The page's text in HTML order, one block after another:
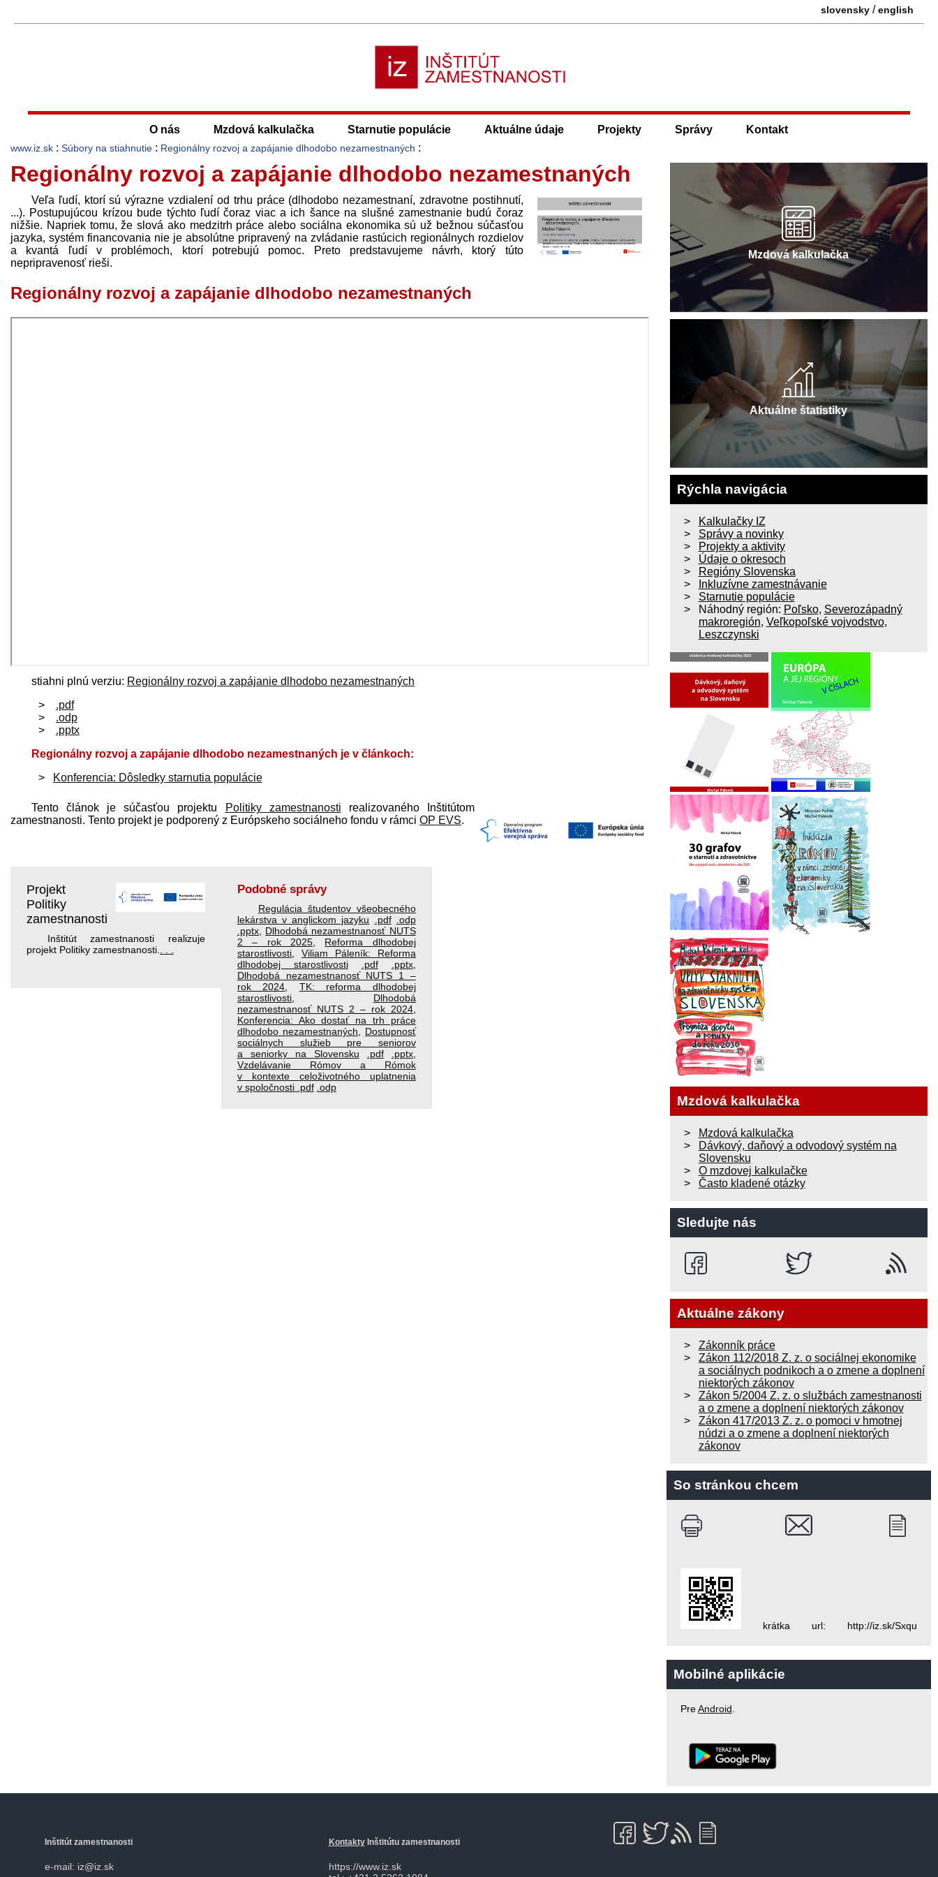
slovensky /english
O nás Mzdová kalkulačka Starnutie populácie Aktuálne údaje Projekty Správy Kontakt
www.iz.sk : Súbory na stiahnutie : Regionálny rozvoj a zapájanie dlhodobo nezamestnaných :
Regionálny rozvoj a zapájanie dlhodobo nezamestnaných
Veľa ľudí, ktorí sú výrazne vzdialení od trhu práce (dlhodobo nezamestnaní, zdravotne postihnutí,
...). Postupujúcou krízou bude týchto ľudí čoraz viac a ich šance na slušné zamestnanie budú čoraz
nižšie. Napriek tomu, že slová ako medzitrh práce alebo sociálna ekonomika sú už bežnou súčasťou
jazyka, systém financovania nie je absolútne pripravený na zvládanie rastúcich regionálnych rozdielov
a kvantá ľudí v problémoch, ktorí potrebujú pomoc. Preto pred­stavujeme návrh, ktorý túto
nepripravenosť rieši.
Regionálny rozvoj a zapájanie dlhodobo nezamestnaných
stiahni plnú verziu: Regionálny rozvoj a zapájanie dlhodobo nezamestnaných
.pdf
.odp
.pptx
Regionálny rozvoj a zapájanie dlhodobo nezamestnaných je v článkoch:
Konferencia: Dôsledky starnutia populácie
Tento článok je súčasťou projektu Politiky zamestnanosti realizovaného Inštitútom
zamestnanosti. Tento projekt je podporený z Európskeho sociálneho fondu v rámci OP EVS.
Projekt
Politiky
zamestnanosti
Inštitút zamestnanosti realizuje
projekt Politiky zamestnanosti.
Podobné správy
Regulácia študentov všeobecného
lekárstva v anglickom jazyku
.pdf
.odp
.pptx, Dlhodobá nezamestnanosť NUTS
2 – rok 2025
Reforma dlhodobej
starostlivosti, Viliam Páleník: Reforma
dlhodobej starostlivosti
.pdf .pptx,
Dlhodobá nezamestnanosť NUTS 1 –
rok 2024
TK: reforma dlhodobej
starostlivosti, Dlhodobá
nezamestnanosť NUTS 2 – rok 2024,
Konferencia: Ako dostať na trh práce
dlhodobo nezamestnaných
Dostupnosť
sociálnych služieb pre seniorov
a seniorky na Slovensku
.pdf .pptx,
Vzdelávanie Rómov a Rómok
v kontexte celoživotného uplatnenia
v spoločnosti .pdf .odp
Mzdová kalkulačka
Aktuálne štatistiky
Rýchla navigácia
Kalkulačky IZ
Správy a novinky
Projekty a aktivity
Údaje o okresoch
Regióny Slovenska
Inkluzívne zamestnávanie
Starnutie populácie
Náhodný región: Poľsko, Severozápadný
makroregión, Veľkopoľské vojvodstvo,
Leszczynski
Mzdová kalkulačka
Mzdová kalkulačka
Dávkový, daňový a odvodový systém na
Slovensku
O mzdovej kalkulačke
Často kladené otázky
Sledujte nás
Aktuálne zákony
Zákonník práce
Zákon 112/2018 Z. z. o sociálnej ekonomike
a sociálnych podnikoch a o zmene a doplnení
niektorých zákonov
Zákon 5/2004 Z. z. o službách zamestnanosti
a o zmene a doplnení niektorých zákonov
Zákon 417/2013 Z. z. o pomoci v hmotnej
núdzi a o zmene a doplnení niektorých
zákonov
So stránkou chcem
krátka url: http://iz.sk/Sxqu
Mobilné aplikácie
PreAndroid
Inštitút zamestnanosti
e-mail: iz@iz.sk
KontaktyInštitútu zamestnanosti
https://www.iz.sk